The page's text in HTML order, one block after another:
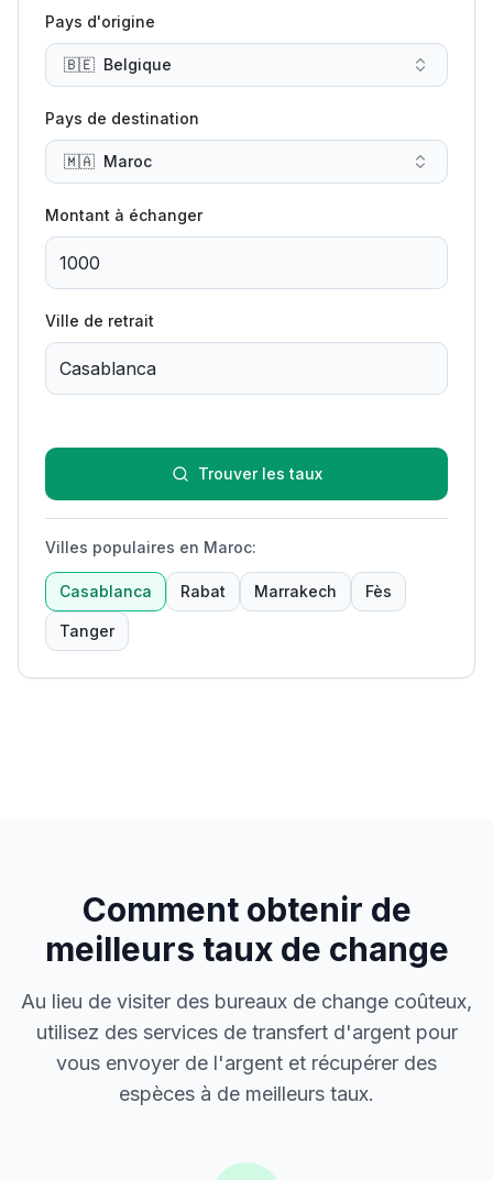
Pays d'origine
🇧🇪 Belgique
Pays de destination
🇲🇦 Maroc
Montant à échanger
Ville de retrait
Trouver les taux
Villes populaires en Maroc:
Casablanca Rabat Marrakech Fès
Tanger
Comment obtenir de
meilleurs taux de change
Au lieu de visiter des bureaux de change coûteux,
utilisez des services de transfert d'argent pour
vous envoyer de l'argent et récupérer des
espèces à de meilleurs taux.